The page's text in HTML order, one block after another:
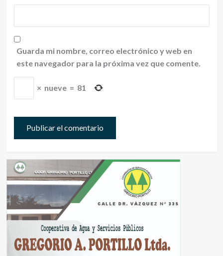
Guarda mi nombre, correo electrónico y web en
este navegador para la próxima vez que comente.
× nueve = 81